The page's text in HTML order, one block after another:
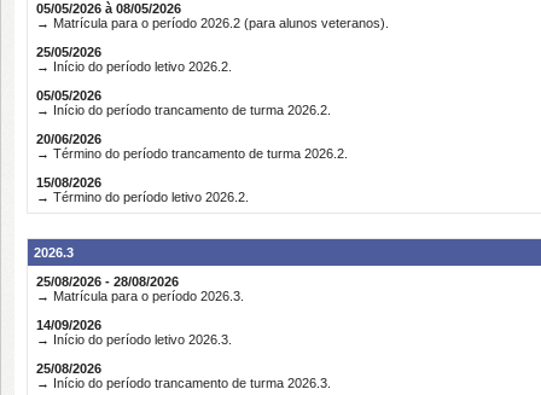
05/05/2026 à 08/05/2026
→ Matrícula para o período 2026.2 (para alunos veteranos).
25/05/2026
→ Início do período letivo 2026.2.
05/05/2026
→ Início do período trancamento de turma 2026.2.
20/06/2026
→ Término do período trancamento de turma 2026.2.
15/08/2026
→ Término do período letivo 2026.2.
2026.3
25/08/2026 - 28/08/2026
→ Matrícula para o período 2026.3.
14/09/2026
→ Início do período letivo 2026.3.
25/08/2026
→ Início do período trancamento de turma 2026.3.